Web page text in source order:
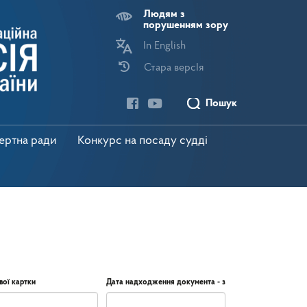
Людям з
порушенням зору
In English
Стара версІя
Пошук
ради Конкурс на посаду судді
картки Дата надходження документа - з